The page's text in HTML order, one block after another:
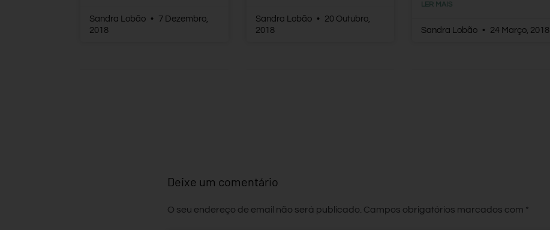
Sandra Lobão
7 Dezembro,
2018
Sandra Lobão
20 Outubro,
2018
LER MAIS
Sandra Lobão 24 Março, 2018
Deixe um comentário
O seu endereço de email não será publicado. Campos obrigatórios marcados com *